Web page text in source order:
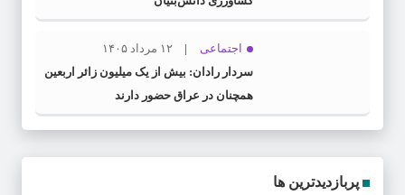
اجتماعی
۱۲ مرداد ۱۴۰۵
سردار رادان: بیش از یک میلیون زائر اربعین
همچنان در عراق حضور دارند
پربازدیدترین ها